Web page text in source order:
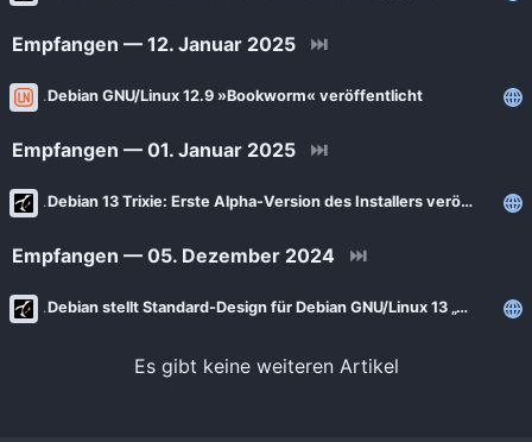
Empfangen — 12. Januar 2025 ⏭
Debian GNU/Linux 12.9 »Bookworm« veröffentlicht
Empfangen — 01. Januar 2025 ⏭
Debian 13 Trixie: Erste Alpha-Version des Installers veröffentlicht
Empfangen — 05. Dezember 2024 ⏭
Debian stellt Standard-Design für Debian GNU/Linux 13 „Trixie“ vor
Es gibt keine weiteren Artikel